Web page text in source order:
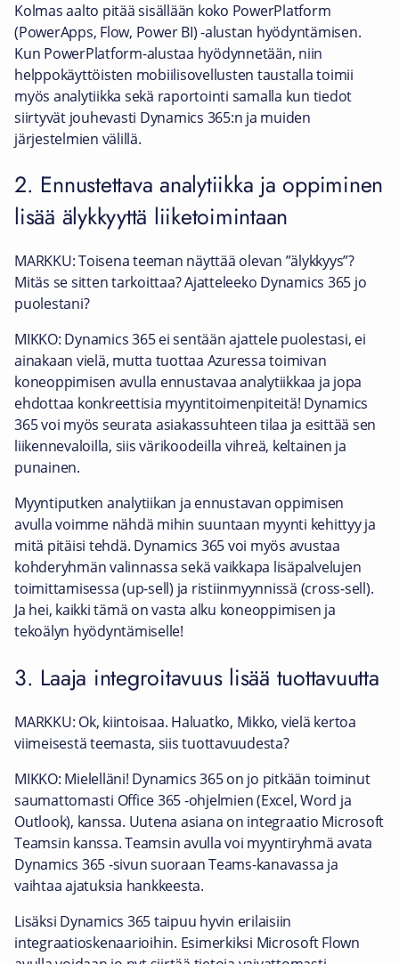
Kolmas aalto pitää sisällään koko PowerPlatform
(PowerApps, Flow, Power BI) -alustan hyödyntämisen.
Kun PowerPlatform-alustaa hyödynnetään, niin
helppokäyttöisten mobiilisovellusten taustalla toimii
myös analytiikka sekä raportointi samalla kun tiedot
siirtyvät jouhevasti Dynamics 365:n ja muiden
järjestelmien välillä.
2. Ennustettava analytiikka ja oppiminen
lisää älykkyyttä liiketoimintaan
MARKKU: Toisena teeman näyttää olevan ”älykkyys”?
Mitäs se sitten tarkoittaa? Ajatteleeko Dynamics 365 jo
puolestani?
MIKKO: Dynamics 365 ei sentään ajattele puolestasi, ei
ainakaan vielä, mutta tuottaa Azuressa toimivan
koneoppimisen avulla ennustavaa analytiikkaa ja jopa
ehdottaa konkreettisia myyntitoimenpiteitä! Dynamics
365 voi myös seurata asiakassuhteen tilaa ja esittää sen
liikennevaloilla, siis värikoodeilla vihreä, keltainen ja
punainen.
Myyntiputken analytiikan ja ennustavan oppimisen
avulla voimme nähdä mihin suuntaan myynti kehittyy ja
mitä pitäisi tehdä. Dynamics 365 voi myös avustaa
kohderyhmän valinnassa sekä vaikkapa lisäpalvelujen
toimittamisessa (up-sell) ja ristiinmyynnissä (cross-sell).
Ja hei, kaikki tämä on vasta alku koneoppimisen ja
tekoälyn hyödyntämiselle!
3. Laaja integroitavuus lisää tuottavuutta
MARKKU: Ok, kiintoisaa. Haluatko, Mikko, vielä kertoa
viimeisestä teemasta, siis tuottavuudesta?
MIKKO: Mielelläni! Dynamics 365 on jo pitkään toiminut
saumattomasti Office 365 -ohjelmien (Excel, Word ja
Outlook), kanssa. Uutena asiana on integraatio Microsoft
Teamsin kanssa. Teamsin avulla voi myyntiryhmä avata
Dynamics 365 -sivun suoraan Teams-kanavassa ja
vaihtaa ajatuksia hankkeesta.
Lisäksi Dynamics 365 taipuu hyvin erilaisiin
integraatioskenaarioihin. Esimerkiksi Microsoft Flown